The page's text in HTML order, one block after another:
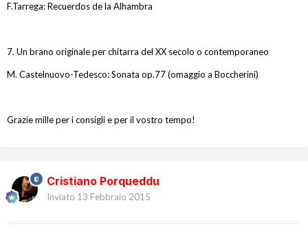
F.Tarrega: Recuerdos de la Alhambra
7. Un brano originale per chitarra del XX secolo o contemporaneo
M. Castelnuovo-Tedesco: Sonata op.77 (omaggio a Boccherini)
Grazie mille per i consigli e per il vostro tempo!
Cristiano Porqueddu
Inviato 13 Febbraio 2015